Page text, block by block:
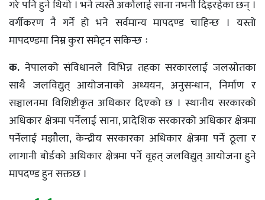
गरे पनि हुने थियो । भने त्यस्तै अर्कालाई साना नभनी दिइरहेका छन् ।
वर्गीकरण नै गर्ने हो भने सर्वमान्य मापदण्ड चाहिन्छ । यस्तो
मापदण्डमा निम्न कुरा समेट्न सकिन्छ ः
क. नेपालको संविधानले विभिन्न तहका सरकारलाई जलस्रोतका
साथै जलविद्युत् आयोजनाको अध्ययन, अनुसन्धान, निर्माण र
सञ्चालनमा विशिष्टीकृत अधिकार दिएको छ । स्थानीय सरकारको
अधिकार क्षेत्रमा पर्नेलाई साना, प्रादेशिक सरकारको अधिकार क्षेत्रमा
पर्नेलाई मझौला, केन्द्रीय सरकारका अधिकार क्षेत्रमा पर्ने ठूला र
लागानी बोर्डको अधिकार क्षेत्रमा पर्ने वृहत् जलविद्युत् आयोजना हुने
मापदण्ड हुन सक्तछ ।